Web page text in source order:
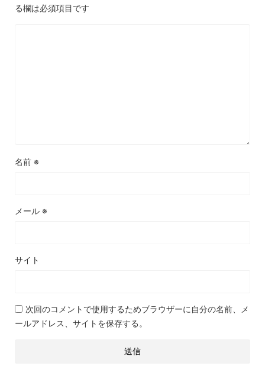
る欄は必須項目です
名前 ※
メール ※
サイト
次回のコメントで使用するためブラウザーに自分の名前、メ
ールアドレス、サイトを保存する。